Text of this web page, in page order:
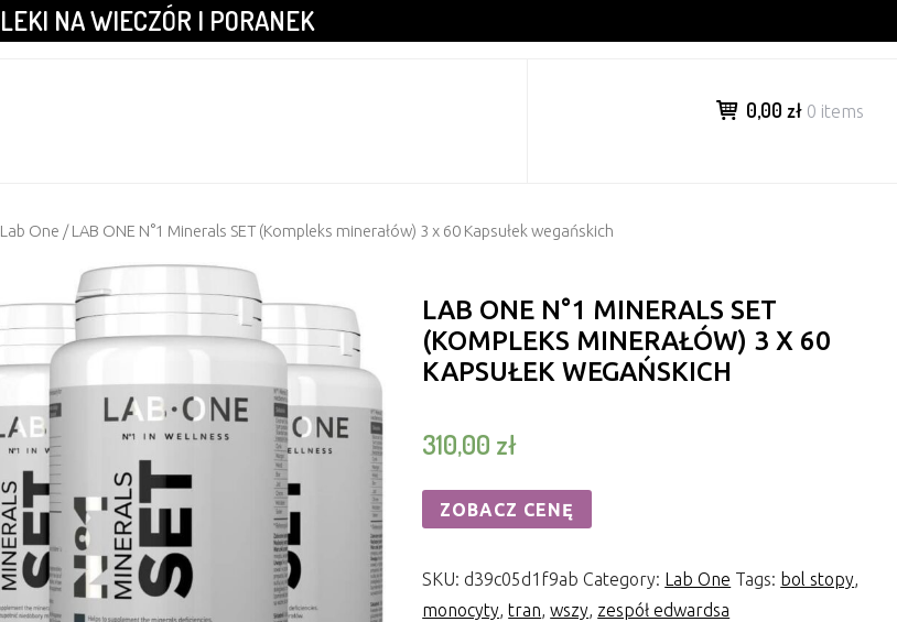
LEKI NA WIECZÓR I PORANEK
0,00 zł 0 items
Lab One / LAB ONE N°1 Minerals SET (Kompleks minerałów) 3 x 60 Kapsułek wegańskich
LAB ONE N°1 MINERALS SET
(KOMPLEKS MINERAŁÓW) 3 X 60
KAPSUŁEK WEGAŃSKICH
310,00 zł
ZOBACZ CENĘ
SKU:d39c05d1f9ab Category: Lab One Tags: bol stopy,
monocyty,tran,wszy, zespół edwardsa